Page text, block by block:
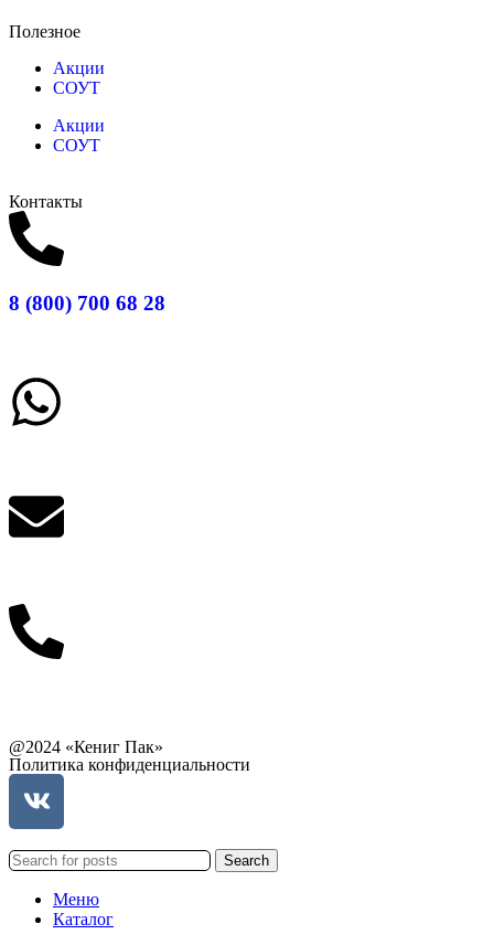
Полезное
Акции
СОУТ
Акции
СОУТ
Контакты
8 (800) 700 68 28
@2024 «Кениг Пак»
Политика конфиденциальности
Search
Меню
Каталог